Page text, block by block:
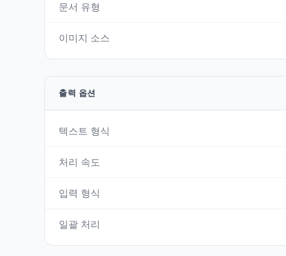
문서 유형
이미지 소스
출력 옵션
텍스트 형식
처리 속도
입력 형식
일괄 처리